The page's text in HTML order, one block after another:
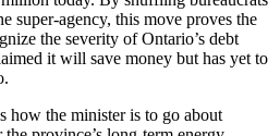
super-agency, this move proves the
the severity of Ontario’s debt
it will save money but has yet to
how the minister is to go about